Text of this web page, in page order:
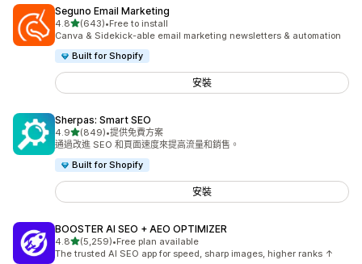
Seguno Email Marketing
4.8滿分 5 顆星
(643)
共有 643 則評價
•Free to install
Canva & Sidekick-able email marketing newsletters & automation
Built for Shopify
安裝
Sherpas: Smart SEO
4.9滿分 5 顆星
(849)
共有 849 則評價
•提供免費方案
通過改進 SEO 和頁面速度來提高流量和銷售。
Built for Shopify
安裝
BOOSTER AI SEO + AEO OPTIMIZER
4.8滿分 5 顆星
(5,259)
共有 5259 則評價
•Free plan available
The trusted AI SEO app for speed, sharp images, higher ranks ↑